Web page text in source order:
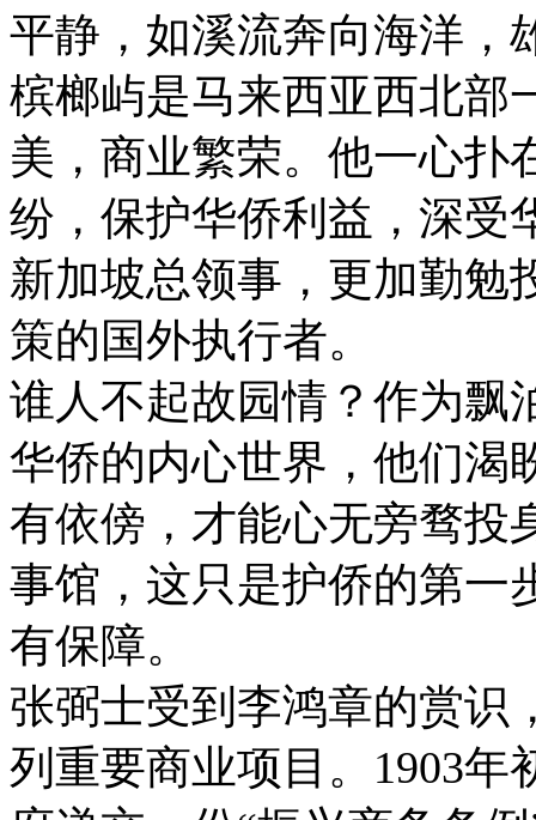
平静，如溪流奔向海洋，
槟榔屿是马来西亚西北部
美，商业繁荣。他一心扑
纷，保护华侨利益，深受
新加坡总领事，更加勤勉
策的国外执行者。
谁人不起故园情？作为飘
华侨的内心世界，他们渴
有依傍，才能心无旁骛投
事馆，这只是护侨的第一
有保障。
张弼士受到李鸿章的赏识
列重要商业项目。1903